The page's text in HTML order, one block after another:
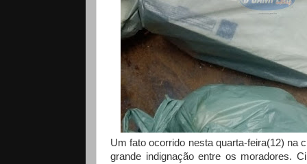
Um fato ocorrido nesta quarta-feira(12) na
grande indignação entre os moradores.